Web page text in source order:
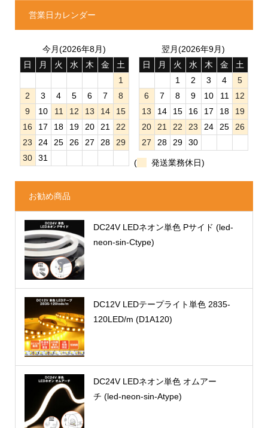
営業日カレンダー
今月(2026年8月)
日
月 火 水 木 金
土
1
2
3 4 5 6 7
8
9
10 11 12 13 14
15
16
17 18 19 20 21
22
23
24 25 26 27 28
29
30
31
翌月(2026年9月)
日
月 火 水 木 金
土
1
2 3 4
5
6
7 8 9 10 11
12
13
14 15 16 17 18
19
20
21 22 23 24 25
26
27
28 29 30
( 発送業務休日)
お勧め商品
DC24V LEDネオン単色 Pサイド (led-
neon-sin-Ctype)
DC12V LEDテープライト単色 2835-
120LED/m (D1A120)
DC24V LEDネオン単色 オムアー
チ (led-neon-sin-Atype)